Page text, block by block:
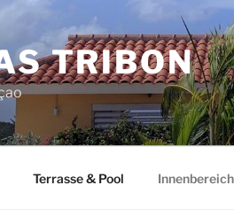
TRIBON
Terrasse & Pool Innenbereich